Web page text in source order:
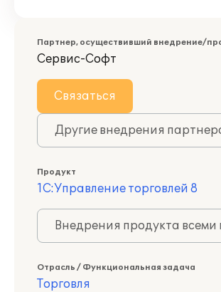
Партнер, осуществивший внедрение/
Сервис-Софт
Связаться
Другие внедрения
Продукт
1С:Управление торговлей 8
Внедрения продукта
Отрасль / Функциональная задача
Торговля